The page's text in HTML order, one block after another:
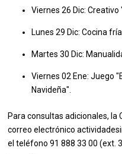
Viernes 26 Dic: Creativo
Lunes 29 Dic: Cocina
Martes 30 Dic:
Viernes 02 Ene: Juego
Navideña".
Para consultas adicionales, la
correo electrónico
el teléfono 91 888 33 00 (ext.